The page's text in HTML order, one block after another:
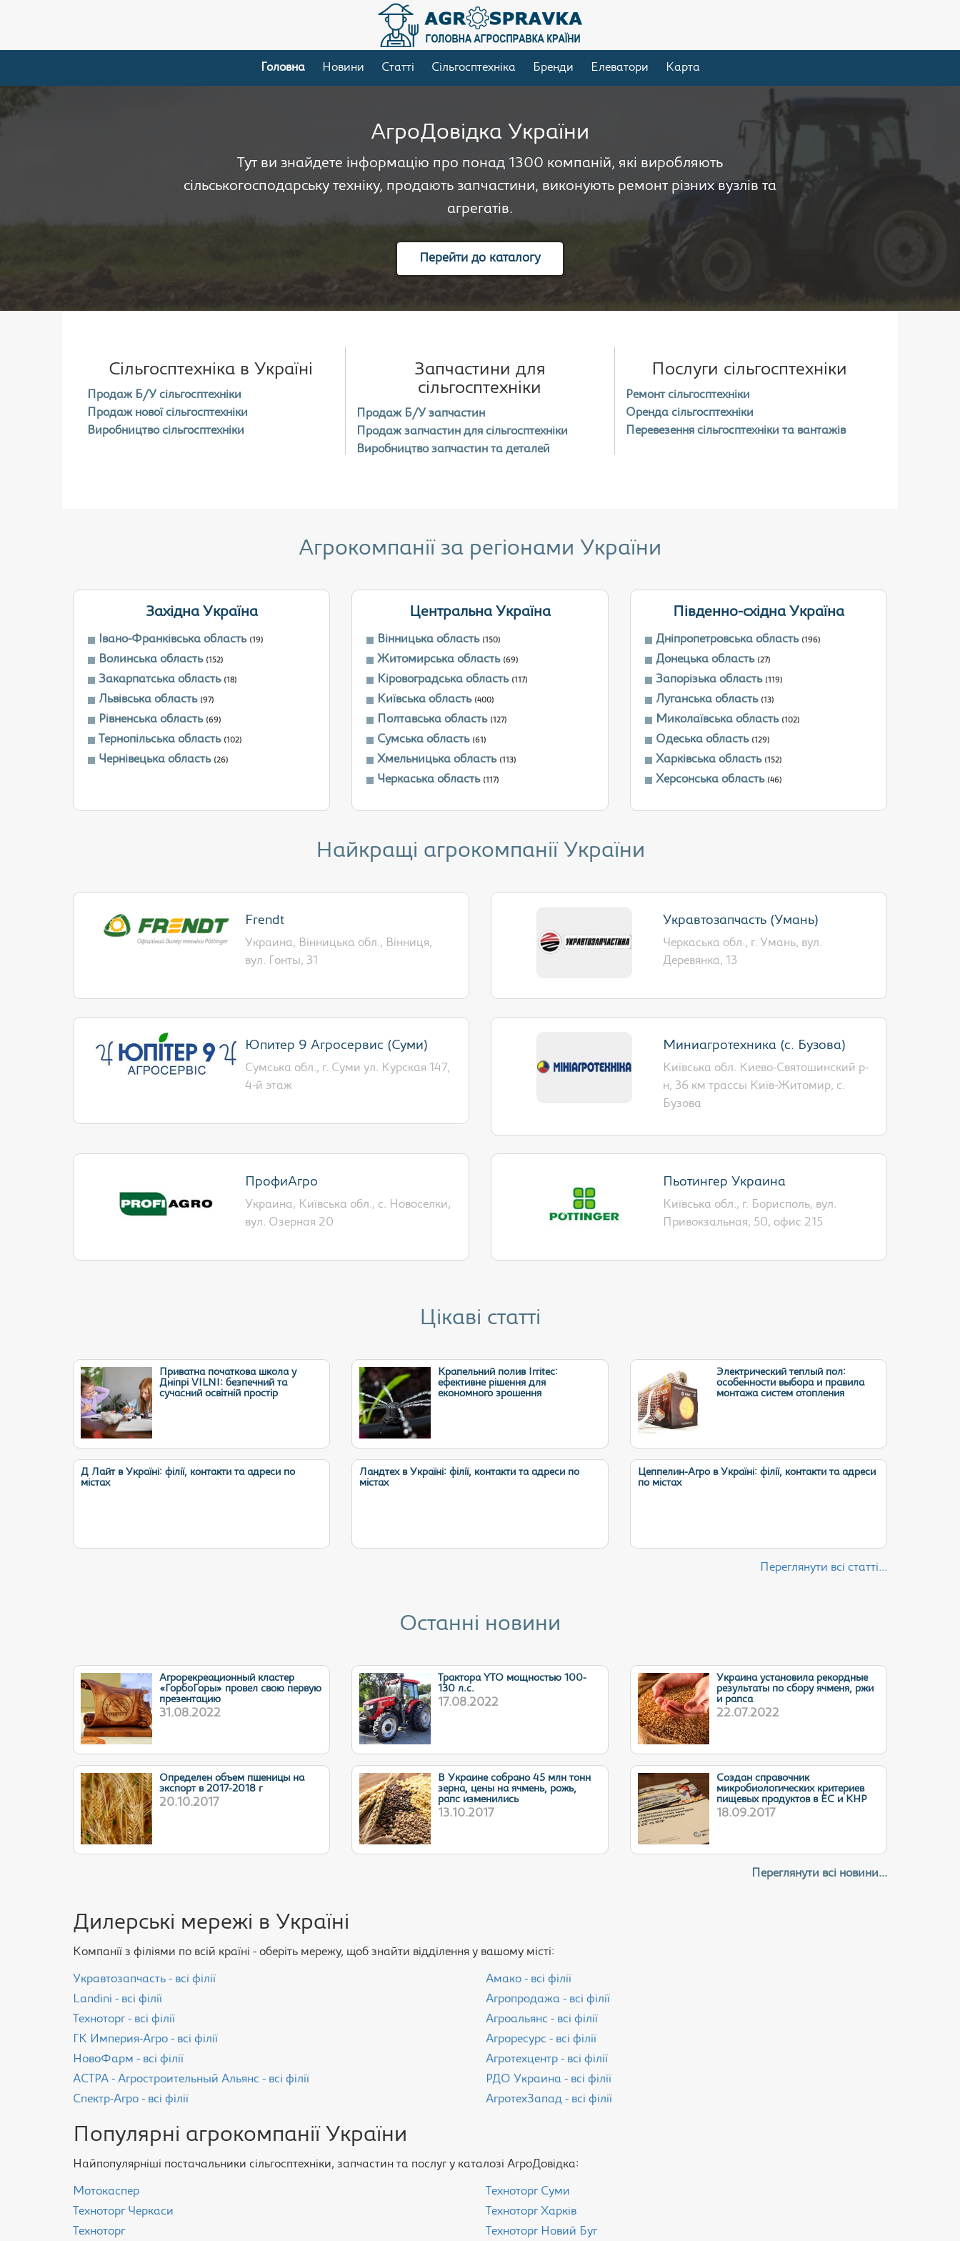
Головна Новини Статті Сільгосптехніка Бренди Елеватори Карта
АгроДовідка України
Тут ви знайдете інформацію про понад 1300 компаній, які виробляють
сільськогосподарську техніку, продають запчастини, виконують ремонт різних вузлів та
агрегатів.
Перейти до каталогу
Сільгосптехніка в Україні
Продаж Б/У сільгосптехніки
Продаж нової сільгосптехніки
Виробництво сільгосптехніки
Запчастини для
сільгосптехніки
Продаж Б/У запчастин
Продаж запчастин для сільгосптехніки
Виробництво запчастин та деталей
Послуги сільгосптехніки
Ремонт сільгосптехніки
Оренда сільгосптехніки
Перевезення сільгосптехніки та вантажів
Агрокомпанії за регіонами України
Західна Україна
Івано-Франківська область (19)
Волинська область (152)
Закарпатська область (18)
Львівська область (97)
Рівненська область (69)
Тернопільська область (102)
Чернівецька область (26)
Центральна Україна
Вінницька область (150)
Житомирська область (69)
Кіровоградська область (117)
Київська область (400)
Полтавська область (127)
Сумська область (61)
Хмельницька область (113)
Черкаська область (117)
Південно-східна Україна
Дніпропетровська область (196)
Донецька область (27)
Запорізька область (119)
Луганська область (13)
Миколаївська область (102)
Одеська область (129)
Харківська область (152)
Херсонська область (46)
Найкращі агрокомпанії України
Frendt
Украина, Вінницька обл., Вінниця,
вул. Гонты, 31
Укравтозапчасть (Умань)
Черкаська обл., г. Умань, вул.
Деревянка, 13
Юпитер 9 Агросервис (Суми)
Сумська обл., г. Суми ул. Курская 147,
4-й этаж
Миниагротехника (с. Бузова)
Київська обл. Киево-Святошинский р-
н, 36 км трассы Київ-Житомир, с.
Бузова
ПрофиАгро
Украина, Київська обл., с. Новоселки,
вул. Озерная 20
Пьотингер Украина
Київська обл., г. Борисполь, вул.
Привокзальная, 50, офис 215
Цікаві статті
Приватна початкова школа у
Дніпрі VILNI: безпечний та
сучасний освітній простір
Крапельний полив Irritec:
ефективне рішення для
економного зрошення
Электрический теплый пол:
особенности выбора и правила
монтажа систем отопления
Д Лайт в Україні: філії, контакти та адреси по
містах
Ландтех в Україні: філії, контакти та адреси по
містах
Цеппелин-Агро в Україні: філії, контакти та адреси
по містах
Переглянути всі статті...
Останні новини
Агрорекреационный кластер
«ГорбоГоры» провел свою первую
презентацию
31.08.2022
Трактора YTO мощностью 100-
130 л.с.
17.08.2022
Украина установила рекордные
результаты по сбору ячменя, ржи
и рапса
22.07.2022
Определен объем пшеницы на
экспорт в 2017-2018 г
20.10.2017
В Украине собрано 45 млн тонн
зерна, цены на ячмень, рожь,
рапс изменились
13.10.2017
Cоздан справочник
микробиологических критериев
пищевых продуктов в ЕС и КНР
18.09.2017
Переглянути всі новини...
Дилерські мережі в Україні
Компанії з філіями по всій країні - оберіть мережу, щоб знайти відділення у вашому місті:
Укравтозапчасть - всі філії
Landini - всі філії
Техноторг - всі філії
ГК Империя-Агро - всі філії
НовоФарм - всі філії
АСТРА - Агростроительный Альянс - всі філії
Спектр-Агро - всі філії
Амако - всі філії
Агропродажа - всі філії
Агроальянс - всі філії
Агроресурс - всі філії
Агротехцентр - всі філії
РДО Украина - всі філії
АгротехЗапад - всі філії
Популярні агрокомпанії України
Найпопулярніші постачальники сільгосптехніки, запчастин та послуг у каталозі АгроДовідка:
Мотокаспер
Техноторг Черкаси
Техноторг
Техноторг Суми
Техноторг Харків
Техноторг Новий Буг